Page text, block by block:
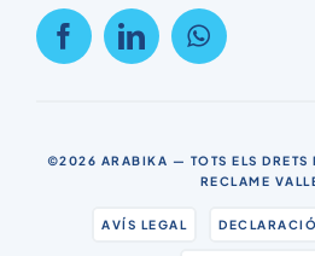
©2026 ARABIKA — TOTS ELS DRETS
RECLAME
AVÍS LEGAL